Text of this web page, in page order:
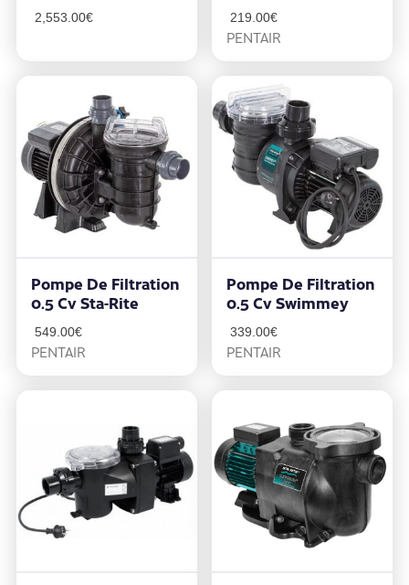
2,553.00€ 219.00€
PENTAIR
Pompe De Filtration
0.5 Cv Sta-Rite
549.00€
PENTAIR
Pompe De Filtration
0.5 Cv Swimmey
339.00€
PENTAIR